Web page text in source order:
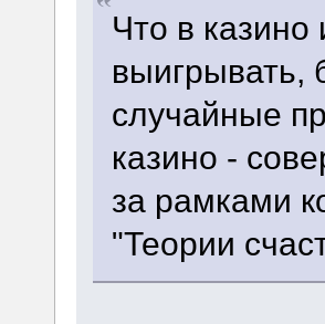
Что в
выигрывать,
случайные
казино -
за рамками
"Теории